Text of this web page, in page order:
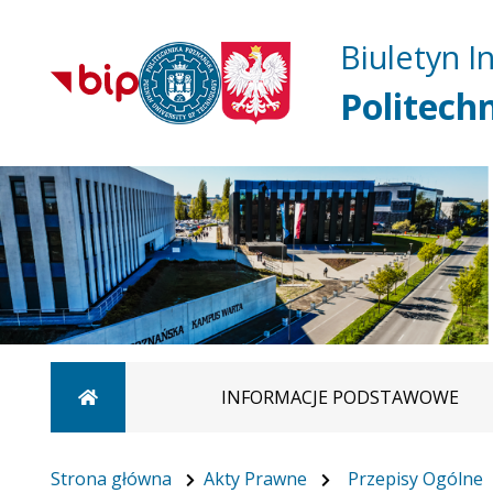
Biuletyn
Strona główna INFORMACJE PODSTAWOWE
Strona główna Akty Prawne Przepisy Ogólne